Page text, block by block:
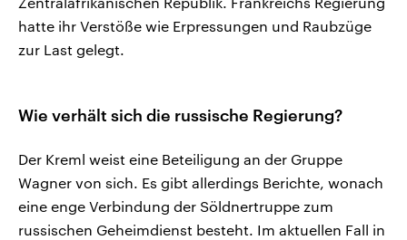
hatte ihr Verstöße wie Erpressungen und Raubzüge
zur Last gelegt.
Wie verhält sich die russische Regierung?
Der Kreml weist eine Beteiligung an der Gruppe
Wagner von sich. Es gibt allerdings Berichte, wonach
eine enge Verbindung der Söldnertruppe zum
russischen Geheimdienst besteht. Im aktuellen Fall in